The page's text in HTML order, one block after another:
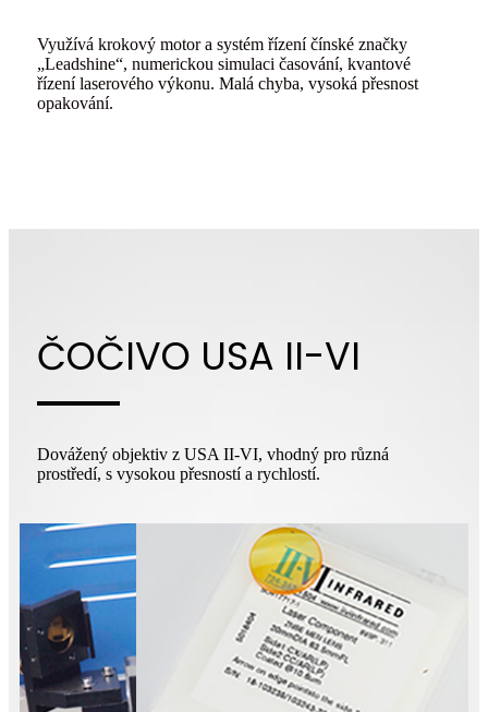
Využívá krokový motor a systém řízení čínské značky
„Leadshine“, numerickou simulaci časování, kvantové
řízení laserového výkonu. Malá chyba, vysoká přesnost
opakování.
ČOČIVO USA II-VI
Dovážený objektiv z USA II-VI, vhodný pro různá
prostředí, s vysokou přesností a rychlostí.